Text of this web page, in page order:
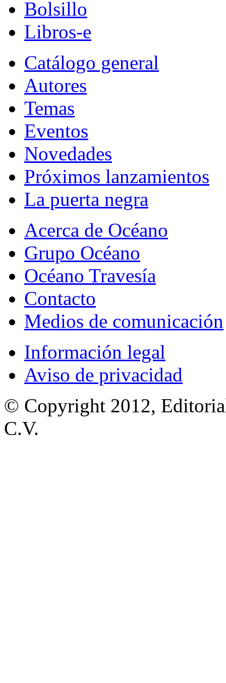
Bolsillo
Libros-e
Catálogo general
Autores
Temas
Eventos
Novedades
Próximos lanzamientos
La puerta negra
Acerca de Océano
Grupo Océano
Océano Travesía
Contacto
Medios de comunicación
Información legal
Aviso de privacidad
© Copyright 2012,
C.V.